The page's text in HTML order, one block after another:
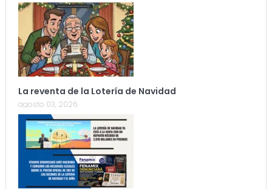
La reventa de la Lotería de Navidad
agosto 03, 2026